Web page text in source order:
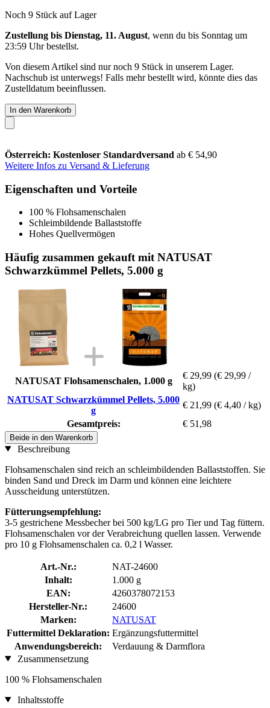
Noch 9 Stück auf Lager
Zustellung bis Dienstag, 11. August, wenn du bis Sonntag um
23:59 Uhrbestellst.
Von diesem Artikel sind nur noch 9 Stück in unserem Lager.
Nachschub ist unterwegs! Falls mehr bestellt wird, könnte dies das
Zustelldatum beeinflussen.
In den Warenkorb
Österreich: Kostenloser Standardversand ab € 54,90
Weitere Infos zu Versand & Lieferung
Eigenschaften und Vorteile
100 % Flohsamenschalen
Schleimbildende Ballaststoffe
Hohes Quellvermögen
Häufig zusammen gekauft mit NATUSAT
Schwarzkümmel Pellets, 5.000 g
NATUSAT Flohsamenschalen, 1.000 g
€ 29,99 (€ 29,99 /
kg)
NATUSAT Schwarzkümmel Pellets, 5.000
g
€ 21,99 (€ 4,40 / kg)
Gesamtpreis:
€ 51,98
Beide in den Warenkorb
Beschreibung
Flohsamenschalen sind reich an schleimbildenden Ballaststoffen. Sie
binden Sand und Dreck im Darm und können eine leichtere
Ausscheidung unterstützen.
Fütterungsempfehlung:
3-5 gestrichene Messbecher bei 500 kg/LG pro Tier und Tag füttern.
Flohsamenschalen vor der Verabreichung quellen lassen. Verwende
pro 10 g Flohsamenschalen ca. 0,2 l Wasser.
Art.-Nr.:
NAT-24600
Inhalt:
1.000 g
EAN:
4260378072153
Hersteller-Nr.:
24600
Marken:
NATUSAT
Futtermittel Deklaration: Ergänzungsfuttermittel
Anwendungsbereich:
Verdauung & Darmflora
Zusammensetzung
100 % Flohsamenschalen
Inhaltsstoffe